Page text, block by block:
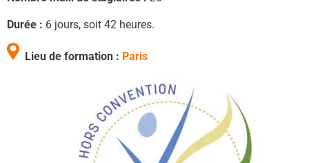
Durée : 6 jours, soit 42 heures.
Lieu de formation : Paris